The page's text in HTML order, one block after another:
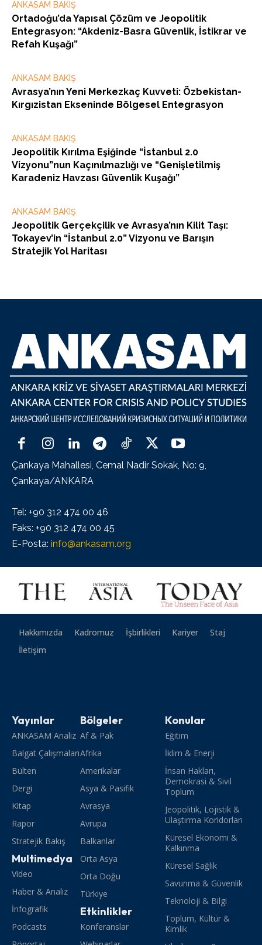
ANKASAM BAKIŞ
Ortadoğu’da Yapısal Çözüm ve Jeopolitik
Entegrasyon: “Akdeniz-Basra Güvenlik, İstikrar ve
Refah Kuşağı”
ANKASAM BAKIŞ
Avrasya’nın Yeni Merkezkaç Kuvveti: Özbekistan-
Kırgızistan Ekseninde Bölgesel Entegrasyon
ANKASAM BAKIŞ
Jeopolitik Kırılma Eşiğinde “İstanbul 2.0
Vizyonu”nun Kaçınılmazlığı ve “Genişletilmiş
Karadeniz Havzası Güvenlik Kuşağı”
ANKASAM BAKIŞ
Jeopolitik Gerçekçilik ve Avrasya’nın Kilit Taşı:
Tokayev’in “İstanbul 2.0” Vizyonu ve Barışın
Stratejik Yol Haritası
Çankaya Mahallesi, Cemal Nadir Sokak, No: 9,
Çankaya/ANKARA
Tel: +90 312 474 00 46
Faks: +90 312 474 00 45
E-Posta: info@ankasam.org
Hakkımızda Kadromuz İşbirlikleri Kariyer
Staj
İletişim
Yayınlar
ANKASAM Analiz
Balgat Çalışmaları
Bülten
Dergi
Kitap
Rapor
Stratejik Bakış
Multimedya
Video
Haber & Analiz
İnfografik
Podcasts
Bölgeler
Af & Pak
Afrika
Amerikalar
Asya & Pasifik
Avrasya
Avrupa
Balkanlar
Orta Asya
Orta Doğu
Türkiye
Etkinlikler
Konferanslar
Konular
Eğitim
İklim & Enerji
İnsan Hakları,
Demokrasi & Sivil
Toplum
Jeopolitik, Lojistik &
Ulaştırma Koridorları
Küresel Ekonomi &
Kalkınma
Küresel Sağlık
Savunma & Güvenlik
Teknoloji & Bilgi
Toplum, Kültür &
Kimlik